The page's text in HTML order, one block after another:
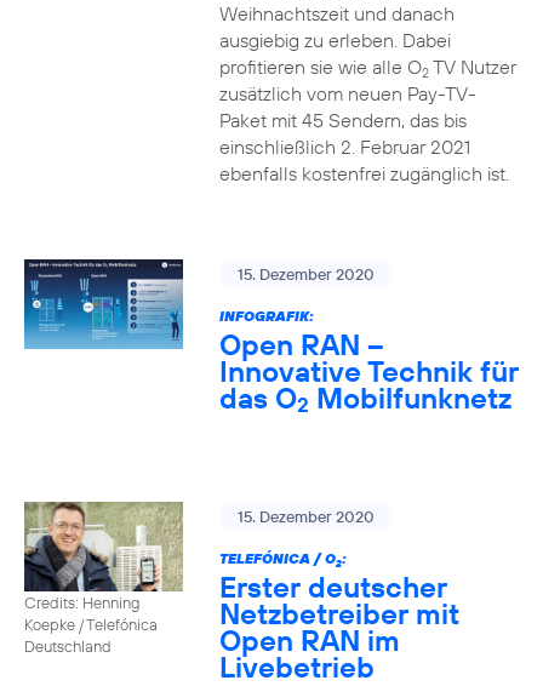
Weihnachtszeit und danach
ausgiebig zu erleben. Dabei
profitieren sie wie alle O2TV Nutzer
zusätzlich vom neuen Pay-TV-
Paket mit 45 Sendern, das bis
einschließlich 2. Februar 2021
ebenfalls kostenfrei zugänglich ist.
15. Dezember 2020
INFOGRAFIK:
Open RAN –
Innovative Technik für
das O2 Mobilfunknetz
Credits: Henning
Koepke / Telefónica
Deutschland
15. Dezember 2020
TELEFÓNICA / O2:
Erster deutscher
Netzbetreiber mit
Open RAN im
Livebetrieb